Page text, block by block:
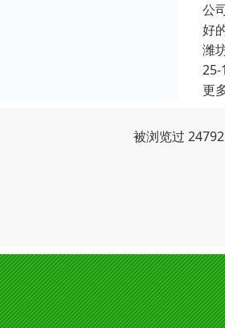
公
好
潍
25-
更
被浏览过